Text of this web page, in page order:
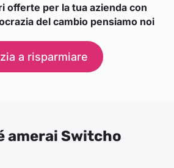
offerte per la tua azienda con
del cambio pensiamo noi
a risparmiare
amerai Switcho